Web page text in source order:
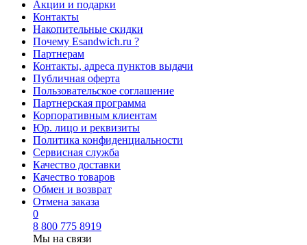
Акции и подарки
Контакты
Накопительные скидки
Почему Esandwich.ru ?
Партнерам
Контакты, адреса пунктов выдачи
Публичная оферта
Пользовательское соглашение
Партнерская программа
Корпоративным клиентам
Юр. лицо и реквизиты
Политика конфиденциальности
Сервисная служба
Качество доставки
Качество товаров
Обмен и возврат
Отмена заказа
0
8 800 775 8919
Мы на связи